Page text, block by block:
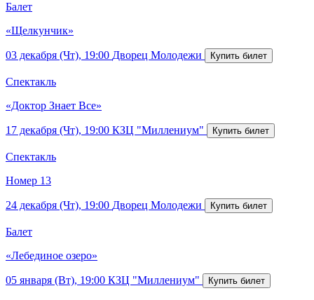
Балет
«Щелкунчик»
03 декабря (Чт), 19:00 Дворец Молодежи
Спектакль
«Доктор Знает Все»
17 декабря (Чт), 19:00 КЗЦ "Миллениум"
Спектакль
Номер 13
24 декабря (Чт), 19:00 Дворец Молодежи
Балет
«Лебединое озеро»
05 января (Вт), 19:00 КЗЦ "Миллениум"